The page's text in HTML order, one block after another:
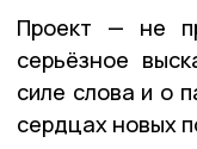
Проект — не
серьёзное
силе слова и о
сердцах новых